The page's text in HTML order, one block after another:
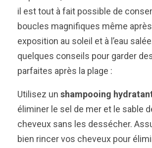
il est tout à fait possible de
boucles magnifiques même
exposition au soleil et à l’eau
quelques conseils pour garder
parfaites après la plage :
Utilisez un shampooing
éliminer le sel de mer et le sable
cheveux sans les dessécher.
bien rincer vos cheveux pour